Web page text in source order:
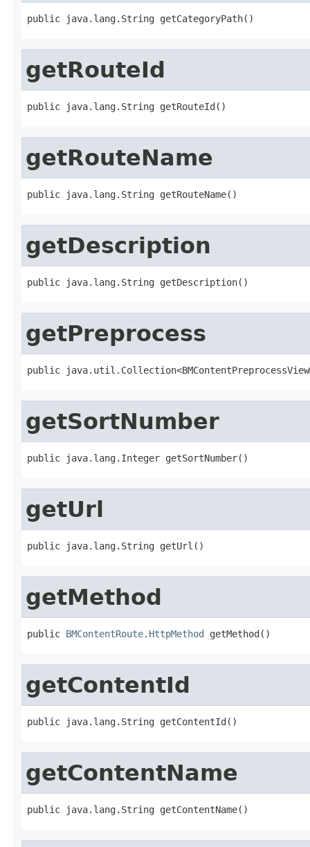
public java.lang.String getCategoryPath()
getRouteId
public java.lang.String getRouteId()
getRouteName
public java.lang.String getRouteName()
getDescription
public java.lang.String getDescription()
getPreprocess
public
getSortNumber
public java.lang.Integer getSortNumber()
getUrl
public java.lang.String getUrl()
getMethod
public BMContentRoute.HttpMethod getMethod()
getContentId
public java.lang.String getContentId()
getContentName
public java.lang.String getContentName()